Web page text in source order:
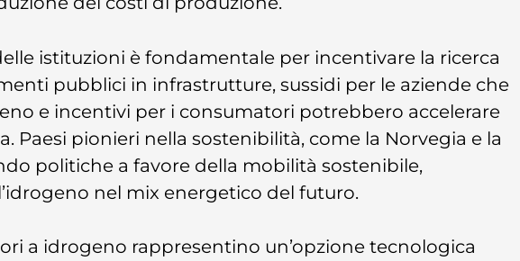
istituzioni è fondamentale per incentivare la ricerca
pubblici in infrastrutture, sussidi per le aziende che
e incentivi per i consumatori potrebbero accelerare
Paesi pionieri nella sostenibilità, come la Norvegia e la
politiche a favore della mobilità sostenibile,
nel mix energetico del futuro.
a idrogeno rappresentino un’opzione tecnologica